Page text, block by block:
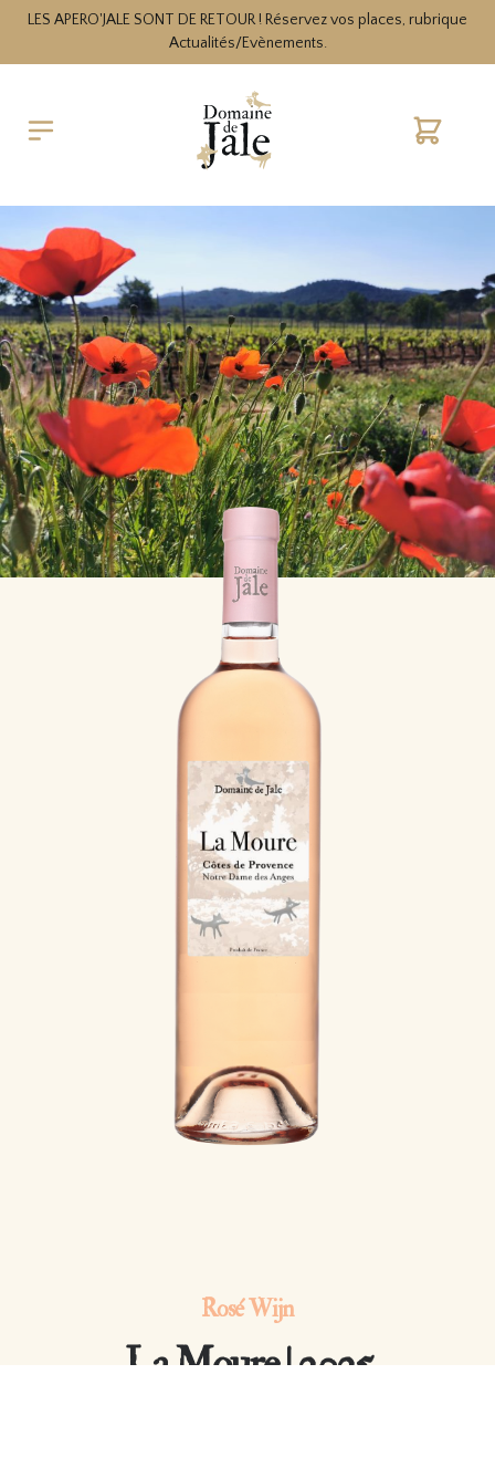
LES APERO'JALE SONT DE RETOUR ! Réservez vos places, rubrique
Actualités/Evènements.
Cart
Rosé Wijn
La Moure | 2025